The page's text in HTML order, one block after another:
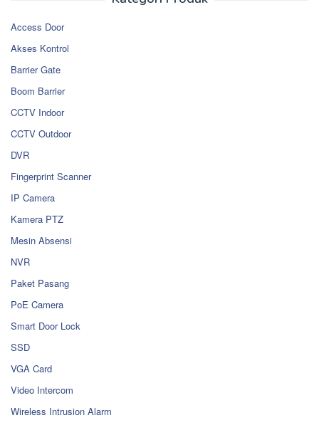
Access Door
Akses Kontrol
Barrier Gate
Boom Barrier
CCTV Indoor
CCTV Outdoor
DVR
Fingerprint Scanner
IP Camera
Kamera PTZ
Mesin Absensi
NVR
Paket Pasang
PoE Camera
Smart Door Lock
SSD
VGA Card
Video Intercom
Wireless Intrusion Alarm